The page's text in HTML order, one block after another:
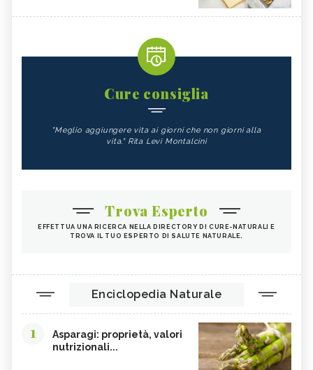
Cure consiglia
"Meglio aggiungere vita ai giorni che non giorni alla
vita." Rita Levi Montalcini
Trova Esperto
EFFETTUA UNA RICERCA NELLA DIRECTORY DI CURE-NATURALI E
TROVA IL TUO ESPERTO DI SALUTE NATURALE.
Enciclopedia Naturale
1
Asparagi: proprietà, valori
nutrizionali...